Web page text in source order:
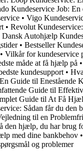
Kundeservice Job: En
• Vigo
• Revolut
Dansk Autohjælp
• Bestseller
• Vilkår for kundeservice
måde at få hjælp på •
kundesupport •
Guide til Enestående
Guide til
Guide til At Få
Sådan får du den
til en
den hjælp, du har brug
med dine bankbehov •
og problemer